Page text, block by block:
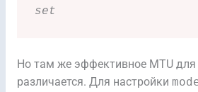
set
Но там же эффективное MTU для
различается. Для настройки